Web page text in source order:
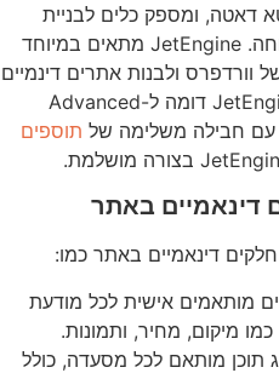
דאטה, ומספק כלים לבניית
תכנים מורכבים בצורה פשוטה ונוחה. JetEngine מתאים במיוחד
וורדפרס ולבנות אתרים דינמיים
עם תוכן עשיר ומגוון. למעשה, JetEngine דומה ל-Advanced
תוספים
דינאמיים באתר
מותאמים אישית לכל מודעת
מיקום, מחיר, ותמונות.
תוכן מותאם לכל מסעדה, כולל